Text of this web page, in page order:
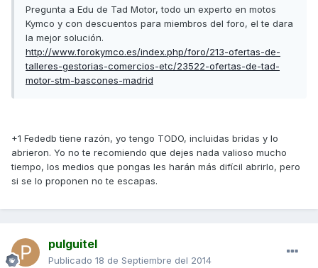
Pregunta a Edu de Tad Motor, todo un experto en motos
Kymco y con descuentos para miembros del foro, el te dara
la mejor solución.
http://www.forokymco.es/index.php/foro/213-ofertas-de-
talleres-gestorias-comercios-etc/23522-ofertas-de-tad-
motor-stm-bascones-madrid
+1 Fededb tiene razón, yo tengo TODO, incluidas bridas y lo
abrieron. Yo no te recomiendo que dejes nada valioso mucho
tiempo, los medios que pongas les harán más difícil abrirlo, pero
si se lo proponen no te escapas.
pulguitel
Publicado 18 de Septiembre del 2014